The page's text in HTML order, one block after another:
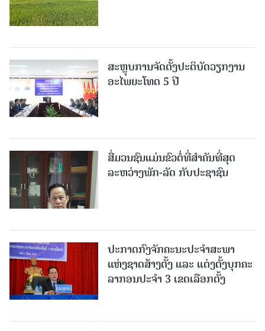
ສະຫຼຸບການຈັດຕັ້ງປະຕິບັດວຽກງານ
ອະໄພຍະໂທດ 5 ປີ
ສື່ມວນຊົນແມ່ນຂົວຕໍ່ທີ່ສໍາຄັນທີ່ສຸດ
ລະຫວ່າງພັກ-ລັດ ກັບປະຊາຊົນ
ປະກາດກົງຈັກຄະນະປະຈໍາສະພາ
ແຫ່ງຊາດສ້າງຕັ້ງ ແລະ ແຕ່ງຕັ້ງບຸກຄະ
ລາກອນປະຈໍາ 3 ເຂດເລືອກຕັ້ງ